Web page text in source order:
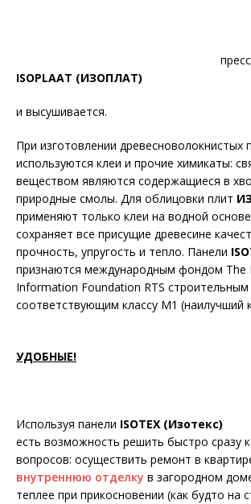
ISOPLAAT (ИЗОПЛАТ)
и высушивается.
При изготовлении древесноволокнистых
используются клеи и прочие химикаты:
веществом являются содержащиеся в
природные смолы. Для облицовки плит
применяют только клеи на водной
сохраняет все присущие древесине
прочность, упругость и тепло. Панели
признаются международным фондом The
Information Foundation RTS
соответствующим классу М1 (наилучший
УДОБНЫЕ!
Используя панели ISOTEX (Изотекс)
есть возможность решить быстро сразу
вопросов: осуществить ремонт в
внутреннюю отделку в загородном
теплее при прикосновении (как будто на